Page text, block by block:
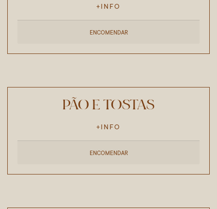
+INFO
ENCOMENDAR
PÃO E TOSTAS
+INFO
ENCOMENDAR